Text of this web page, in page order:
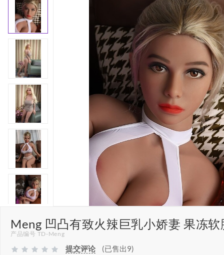
Meng 凹凸有致火辣巨乳小娇妻 果冻
产品编号 TD-Meng
提交评论 (已售出9)